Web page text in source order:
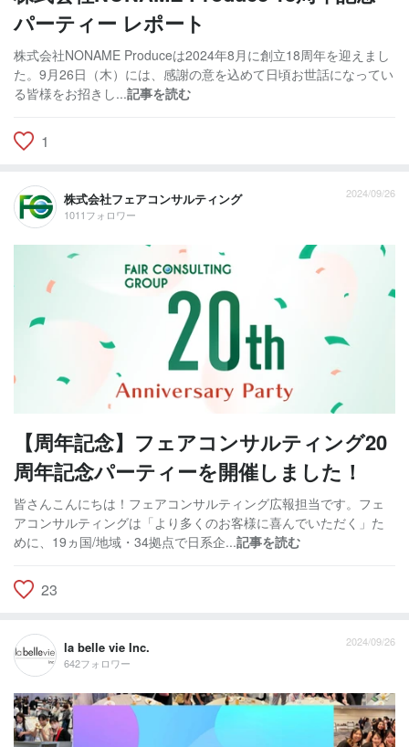
パーティー レポート
株式会社NONAME Produceは2024年8月に創立18周年を迎えまし
た。9月26日（木）には、感謝の意を込めて日頃お世話になってい
る皆様をお招きし...記事を読む
1
株式会社フェアコンサルティング
1011フォロワー
2024/09/26
【周年記念】フェアコンサルティング20
周年記念パーティーを開催しました！
皆さんこんにちは！フェアコンサルティング広報担当です。フェ
アコンサルティングは「より多くのお客様に喜んでいただく」た
めに、19ヵ国/地域・34拠点で日系企...記事を読む
23
la belle vie Inc.
642フォロワー
2024/09/26